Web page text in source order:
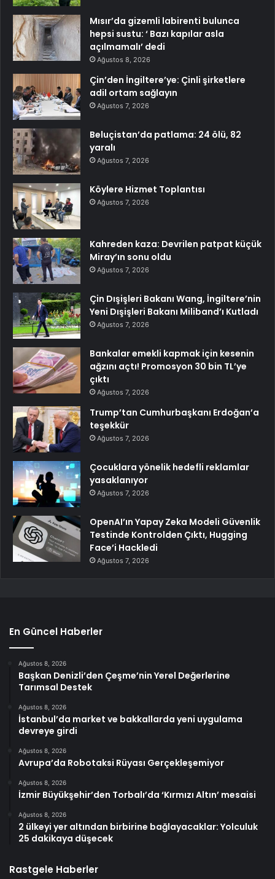
Mısır’da gizemli labirenti bulunca
hepsi sustu: ‘ Bazı kapılar asla
açılmamalı’ dedi
Ağustos 8, 2026
Çin’den İngiltere’ye: Çinli şirketlere
adil ortam sağlayın
Ağustos 7, 2026
Beluçistan’da patlama: 24 ölü, 82
yaralı
Ağustos 7, 2026
Köylere Hizmet Toplantısı
Ağustos 7, 2026
Kahreden kaza: Devrilen patpat küçük
Miray’ın sonu oldu
Ağustos 7, 2026
Çin Dışişleri Bakanı Wang, İngiltere’nin
Yeni Dışişleri Bakanı Miliband’ı Kutladı
Ağustos 7, 2026
Bankalar emekli kapmak için kesenin
ağzını açtı! Promosyon 30 bin TL’ye
çıktı
Ağustos 7, 2026
Trump’tan Cumhurbaşkanı Erdoğan’a
teşekkür
Ağustos 7, 2026
Çocuklara yönelik hedefli reklamlar
yasaklanıyor
Ağustos 7, 2026
OpenAI’ın Yapay Zeka Modeli Güvenlik
Testinde Kontrolden Çıktı, Hugging
Face’i Hackledi
Ağustos 7, 2026
En Güncel Haberler
Ağustos 8, 2026
Başkan Denizli’den Çeşme’nin Yerel Değerlerine
Tarımsal Destek
Ağustos 8, 2026
İstanbul’da market ve bakkallarda yeni uygulama
devreye girdi
Ağustos 8, 2026
Avrupa’da Robotaksi Rüyası Gerçekleşemiyor
Ağustos 8, 2026
İzmir Büyükşehir’den Torbalı’da ‘Kırmızı Altın’ mesaisi
Ağustos 8, 2026
2 ülkeyi yer altından birbirine bağlayacaklar: Yolculuk
25 dakikaya düşecek
Rastgele Haberler